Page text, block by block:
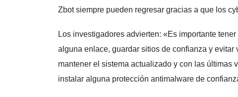
Zbot siempre pueden regresar gracias a que los
Los investigadores advierten: «Es importante
alguna enlace, guardar sitios de confianza y
mantener el sistema actualizado y con las últimas
instalar alguna protección antimalware de